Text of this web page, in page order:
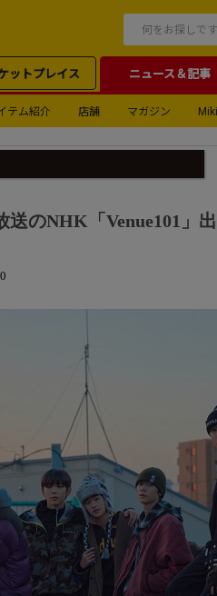
ットプレイス ニュース＆記事
テム紹介 店舗 マガジン
送のNHK「Venue101」